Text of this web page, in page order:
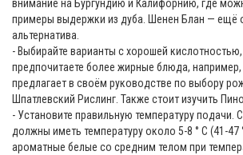
внимание на Бургундию и Калифорнию, где
примеры выдержки из дуба. Шенен Блан — ещё
альтернатива.
- Выбирайте варианты с хорошей
предпочитаете более жирные блюда,
предлагает в своём руководстве по выбору
Шпатлевский Рислинг. Также стоит изучить
- Установите правильную температуру подачи.
должны иметь температуру около 5-8 ° C (41-47
ароматные белые со средним телом при